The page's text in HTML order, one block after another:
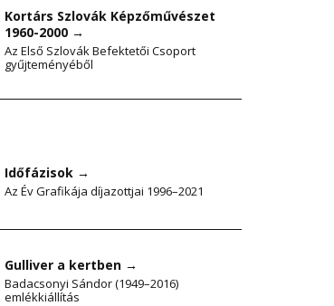
Kortárs Szlovák Képzőművészet
1960-2000 →
Az Első Szlovák Befektetői Csoport
gyűjteményéből
Időfázisok →
Az Év Grafikája díjazottjai 1996–2021
Gulliver a kertben →
Badacsonyi Sándor (1949–2016)
emlékkiállítás